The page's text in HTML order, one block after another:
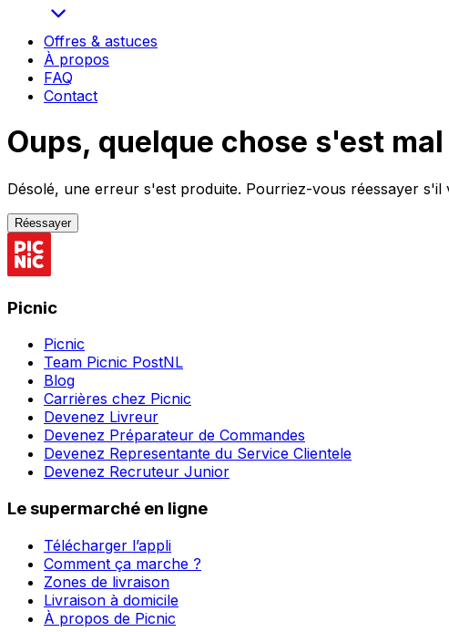
Offres & astuces
À propos
FAQ
Contact
Oups, quelque chose s'est
Désolé, une erreur s'est produite. Pourriez-vous réessayer s'il
Réessayer
Picnic
Picnic
Team Picnic PostNL
Blog
Carrières chez Picnic
Devenez Livreur
Devenez Préparateur de Commandes
Devenez Representante du Service Clientele
Devenez Recruteur Junior
Le supermarché en ligne
Télécharger l’appli
Comment ça marche ?
Zones de livraison
Livraison à domicile
À propos de Picnic